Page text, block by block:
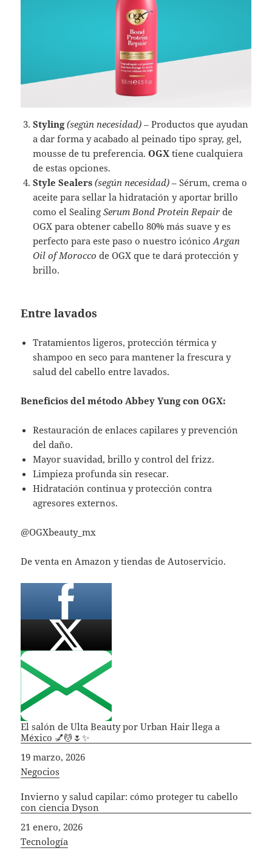
Styling (según necesidad) – Productos que ayudan
a dar forma y acabado al peinado tipo spray, gel,
mousse de tu preferencia.OGX tiene cualquiera
de estas opciones.
Style Sealers (según necesidad) – Sérum, crema o
aceite para sellar la hidratación y aportar brillo
como el SealingSerum Bond Protein Repair de
OGX para obtener cabello 80% más suave y es
perfecto para este paso o nuestro icónicoArgan
Oil of Moroccode OGX que te dará protección y
brillo.
Entre lavados
Tratamientos ligeros, protección térmica y
shampoo en seco para mantener la frescura y
salud del cabello entre lavados.
Beneficios del método Abbey Yung con OGX:
Restauración de enlaces capilares y prevención
del daño.
Mayor suavidad, brillo y control del frizz.
Limpieza profunda sin resecar.
Hidratación continua y protección contra
agresores externos.
@OGXbeauty_mx
De venta en Amazon y tiendas de Autoservicio.
El salón de Ulta Beauty por Urban Hair llega a
México 💅💆🌷✨
Fecha
19 marzo, 2026
In relation to
Negocios
Invierno y salud capilar: cómo proteger tu cabello
con ciencia Dyson
Fecha
21 enero, 2026
In relation to
Tecnología